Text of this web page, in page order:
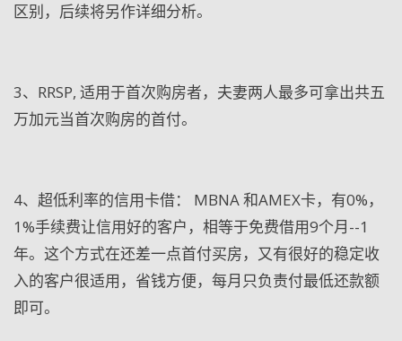
区别，后续将另作详细分析。
3、RRSP, 适用于首次购房者，夫妻两人最多可拿出共五
万加元当首次购房的首付。
4、 超低利率的信用卡借： MBNA和AMEX卡，有0%，
1%手续费让信用好的客户，相等于免费借用9个月--1
年。这个方式在还差一点首付买房， 又有很好的稳定收
入的客户很适用， 省钱方便，每月只负责付最低还款额
即可。